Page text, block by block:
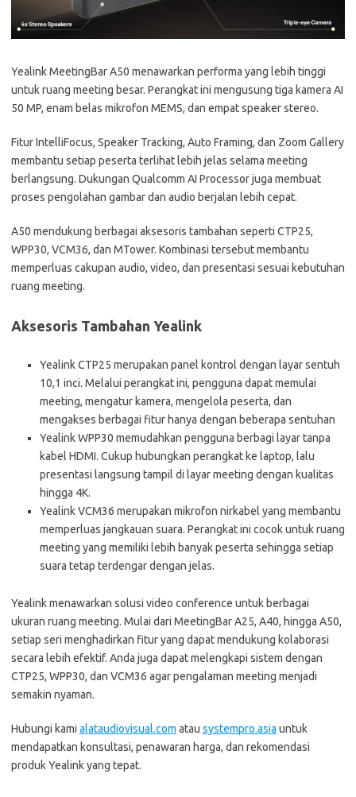
Yealink MeetingBar A50 menawarkan performa yang lebih tinggi
untuk ruang meeting besar. Perangkat ini mengusung tiga kamera AI
50 MP, enam belas mikrofon MEMS, dan empat speaker stereo.
Fitur IntelliFocus, Speaker Tracking, Auto Framing, dan Zoom Gallery
membantu setiap peserta terlihat lebih jelas selama meeting
berlangsung. Dukungan Qualcomm AI Processor juga membuat
proses pengolahan gambar dan audio berjalan lebih cepat.
A50 mendukung berbagai aksesoris tambahan seperti CTP25,
WPP30, VCM36, dan MTower. Kombinasi tersebut membantu
memperluas cakupan audio, video, dan presentasi sesuai kebutuhan
ruang meeting.
Aksesoris Tambahan Yealink
Yealink CTP25 merupakan panel kontrol dengan layar sentuh
10,1 inci. Melalui perangkat ini, pengguna dapat memulai
meeting, mengatur kamera, mengelola peserta, dan
mengakses berbagai fitur hanya dengan beberapa sentuhan
Yealink WPP30 memudahkan pengguna berbagi layar tanpa
kabel HDMI. Cukup hubungkan perangkat ke laptop, lalu
presentasi langsung tampil di layar meeting dengan kualitas
hingga 4K.
Yealink VCM36 merupakan mikrofon nirkabel yang membantu
memperluas jangkauan suara. Perangkat ini cocok untuk ruang
meeting yang memiliki lebih banyak peserta sehingga setiap
suara tetap terdengar dengan jelas.
Yealink menawarkan solusi video conference untuk berbagai
ukuran ruang meeting. Mulai dari MeetingBar A25, A40, hingga A50,
setiap seri menghadirkan fitur yang dapat mendukung kolaborasi
secara lebih efektif. Anda juga dapat melengkapi sistem dengan
CTP25, WPP30, dan VCM36 agar pengalaman meeting menjadi
semakin nyaman.
Hubungi kami alataudiovisual.com atau systempro.asia untuk
mendapatkan konsultasi, penawaran harga, dan rekomendasi
produk Yealink yang tepat.